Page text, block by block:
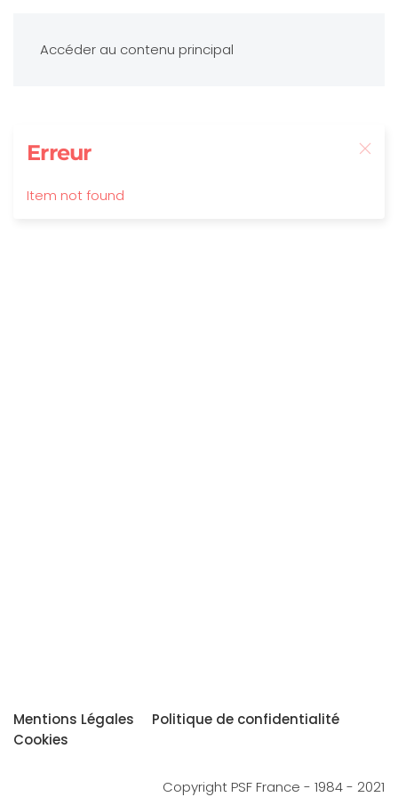
Accéder au contenu principal
Erreur
Item not found
Mentions Légales
Politique de confidentialité
Cookies
Copyright PSF France - 1984 - 2021